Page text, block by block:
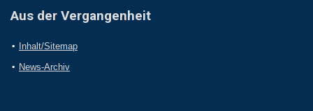
Aus der Vergangenheit
Inhalt/Sitemap
News-Archiv